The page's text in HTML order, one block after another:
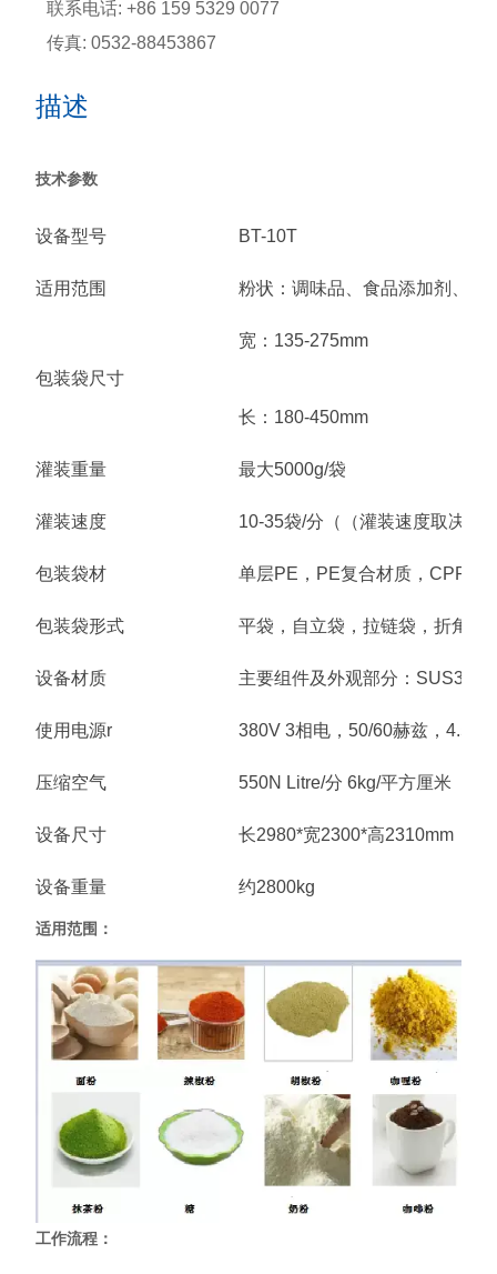
联系电话: +86 159 5329 0077
传真: 0532-88453867
描述
技术参数
设备型号 BT-10T
适用范围 粉状：调味品、食品添加剂、化
包装袋尺寸
宽：135-275mm
长：180-450mm
灌装重量 最大5000g/袋
灌装速度 10-35袋/分（（灌装速度取决于
包装袋材 单层PE，PE复合材质，CPP复
包装袋形式 平袋，自立袋，拉链袋，折角袋
设备材质 主要组件及外观部分：SUS304/
使用电源r 380V 3相电，50/60赫兹，4.5千
压缩空气 550N Litre/分 6kg/平方厘米
设备尺寸 长2980*宽2300*高2310mm
设备重量 约2800kg
适用范围：
工作流程：